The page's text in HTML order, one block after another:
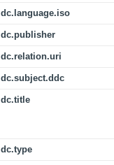
dc.language.iso
dc.publisher
dc.relation.uri
dc.subject.ddc
dc.title
dc.type